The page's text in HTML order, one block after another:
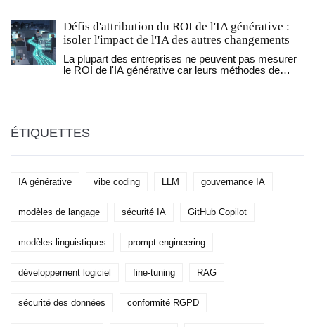
Défis d'attribution du ROI de l'IA générative :
isoler l'impact de l'IA des autres changements
La plupart des entreprises ne peuvent pas mesurer
le ROI de l'IA générative car leurs méthodes de
ÉTIQUETTES
IA générative vibe coding LLM gouvernance IA
modèles de langage sécurité IA GitHub Copilot
modèles linguistiques prompt engineering
développement logiciel fine-tuning RAG
sécurité des données conformité RGPD